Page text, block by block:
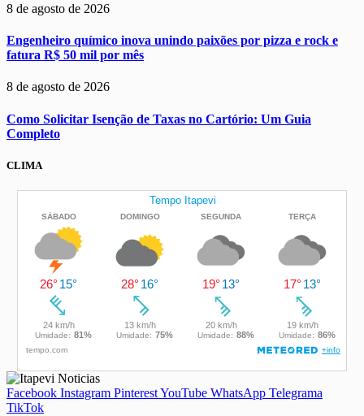
8 de agosto de 2026
Engenheiro químico inova unindo paixões por pizza e rock e
fatura R$ 50 mil por mês
8 de agosto de 2026
Como Solicitar Isenção de Taxas no Cartório: Um Guia
Completo
CLIMA
Facebook Instagram PinterestYouTube WhatsApp Telegrama
TikTok